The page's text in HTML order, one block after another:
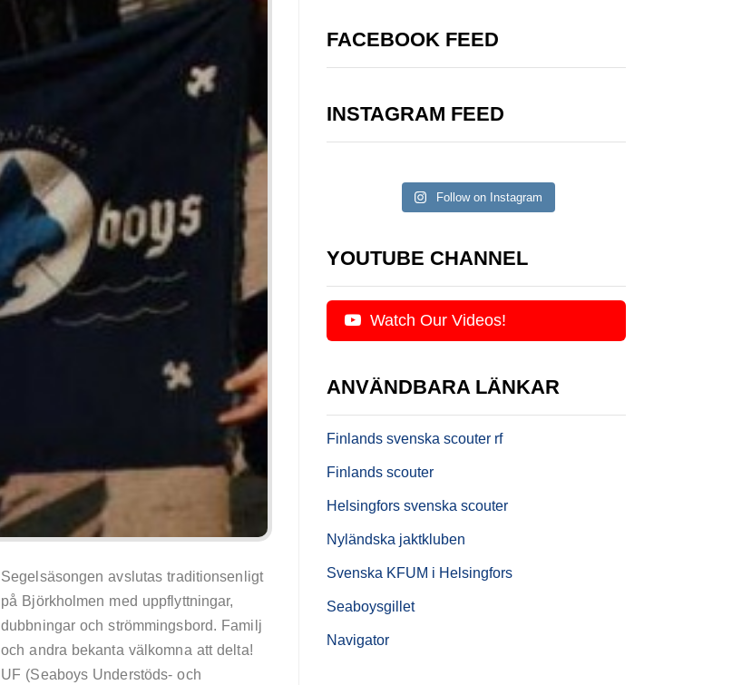
Segelsäsongen avslutas traditionsenligt
på Björkholmen med uppflyttningar,
dubbningar och strömmingsbord. Familj
och andra bekanta välkomna att delta!
UF (Seaboys Understöds- och
FACEBOOK FEED
INSTAGRAM FEED
Follow on Instagram
YOUTUBE CHANNEL
Watch Our Videos!
ANVÄNDBARA LÄNKAR
Finlands svenska scouter rf
Finlands scouter
Helsingfors svenska scouter
Nyländska jaktkluben
Svenska KFUM i Helsingfors
Seaboysgillet
Navigator